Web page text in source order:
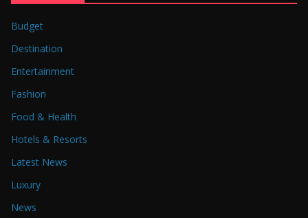
Budget
Destination
Entertainment
Fashion
Food & Health
Hotels & Resorts
Latest News
Luxury
News